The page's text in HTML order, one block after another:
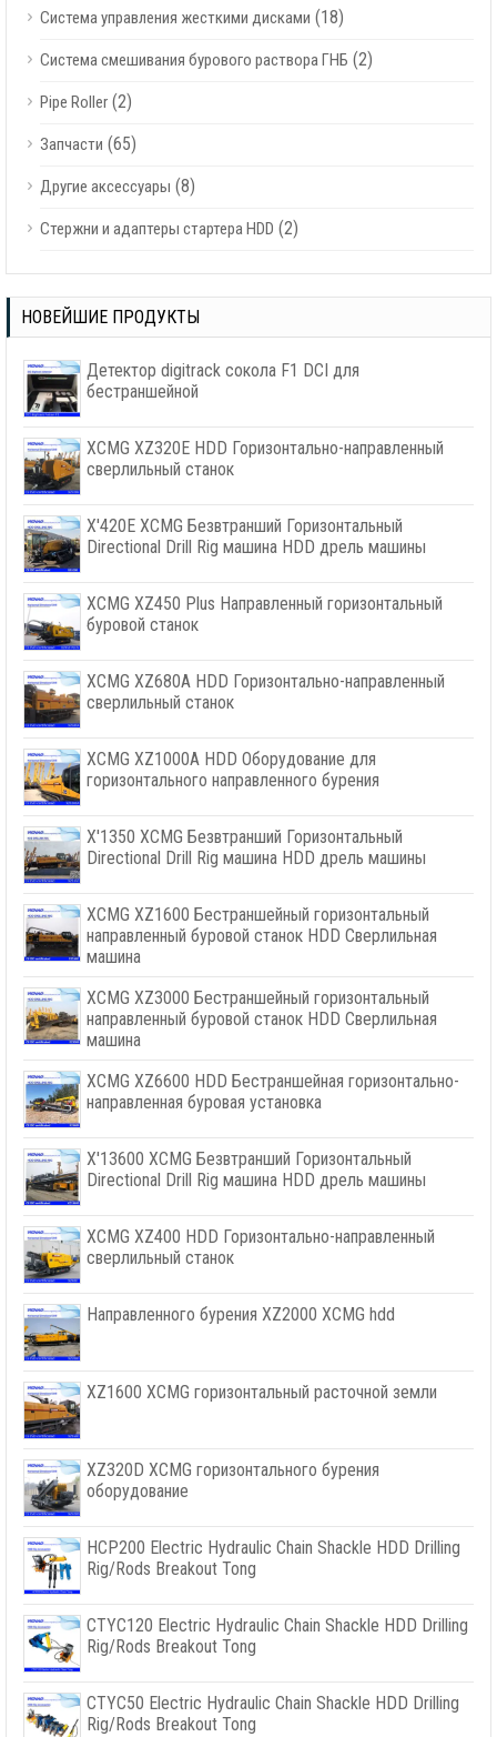
Система управления жесткими дисками (18)
Система смешивания бурового раствора ГНБ (2)
Pipe Roller (2)
Запчасти (65)
Другие аксессуары (8)
Стержни и адаптеры стартера HDD (2)
НОВЕЙШИЕ ПРОДУКТЫ
Детектор digitrack сокола F1 DCI для
бестраншейной
XCMG XZ320E HDD Горизонтально-направленный
сверлильный станок
X'420E XCMG Безвтранший Горизонтальный
Directional Drill Rig машина HDD дрель машины
XCMG XZ450 Plus Направленный горизонтальный
буровой станок
XCMG XZ680A HDD Горизонтально-направленный
сверлильный станок
XCMG XZ1000A HDD Оборудование для
горизонтального направленного бурения
X'1350 XCMG Безвтранший Горизонтальный
Directional Drill Rig машина HDD дрель машины
XCMG XZ1600 Бестраншейный горизонтальный
направленный буровой станок HDD Сверлильная
машина
XCMG XZ3000 Бестраншейный горизонтальный
направленный буровой станок HDD Сверлильная
машина
XCMG XZ6600 HDD Бестраншейная горизонтально-
направленная буровая установка
X'13600 XCMG Безвтранший Горизонтальный
Directional Drill Rig машина HDD дрель машины
XCMG XZ400 HDD Горизонтально-направленный
сверлильный станок
Направленного бурения XZ2000 XCMG hdd
XZ1600 XCMG горизонтальный расточной земли
XZ320D XCMG горизонтального бурения
оборудование
HCP200 Electric Hydraulic Chain Shackle HDD Drilling
Rig/Rods Breakout Tong
CTYC120 Electric Hydraulic Chain Shackle HDD Drilling
Rig/Rods Breakout Tong
CTYC50 Electric Hydraulic Chain Shackle HDD Drilling
Rig/Rods Breakout Tong